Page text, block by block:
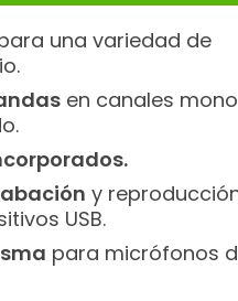
una variedad de
en canales mono
y
USB.
para micrófonos